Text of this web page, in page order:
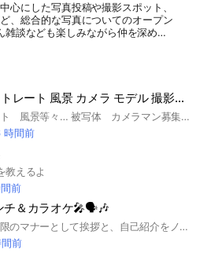
心にした写真投稿や撮影スポット、
、総合的な写真についてのオープン
談なども楽しみながら仲を深め、
影する対象(人物やナンバープレー
は広島県中心ではありますが、他都
なども歓迎しております。特に山口
県など行きやすい周囲の地域の方の
#ミラーレス #フ
サイズ #APS-C #マイクロフォーサ
#レンズ沼 #オールドレンズ #ズー
角 #単焦点 #マクロ #魚眼 #フィル
#Nikon #SONY #FUJIFILM
#SIGMA #TAMRON #Leica #
#ポートレート #玉ボケ #光望 #
#モデル #フォトジェニック #エモ
雲海 #月 #星 #天の川 #空 #桜 #苔 #
犬 #昆虫 #飯テロ #ラーメン #お好
「写真」（ポートレート 風景 カメラ モデル 撮影会等）動画撮影 編集 初心者歓迎
写真（ポートレート 風景等々… 被写体 カメラマン募集撮影会募集など ・動画撮影・編集・カメラ好き！が集まるオープンチャット 作品の感想 撮影、編集のテクニック等の情報を交換する場としてご活用下さい。
時間前
教えるよ
前
チ＆カラオケ🎤🗣🎶
まず入ったら最低限のマナーとして挨拶と、自己紹介をノートの方に記入お願いします✋ ROM専の方、営利目的や勧誘などは御遠慮ください🙏💦💦
前